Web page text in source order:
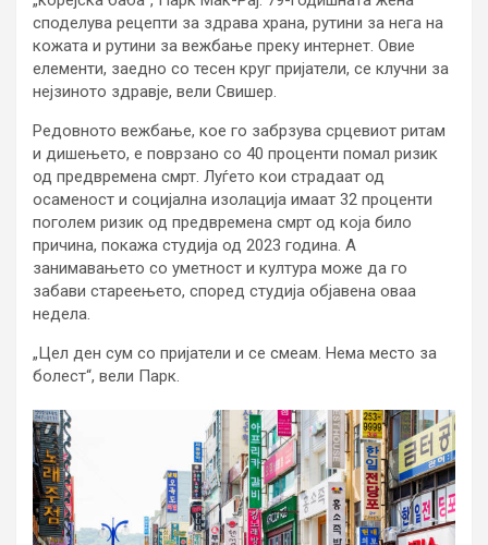
споделува рецепти за здрава храна, рутини за нега на
кожата и рутини за вежбање преку интернет. Овие
елементи, заедно со тесен круг пријатели, се клучни за
нејзиното здравје, вели Свишер.
Редовното вежбање, кое го забрзува срцевиот ритам
и дишењето, е поврзано со 40 проценти помал ризик
од предвремена смрт. Луѓето кои страдаат од
осаменост и социјална изолација имаат 32 проценти
поголем ризик од предвремена смрт од која било
причина, покажа студија од 2023 година. А
занимавањето со уметност и култура може да го
забави стареењето, според студија објавена оваа
недела.
„Цел ден сум со пријатели и се смеам. Нема место за
болест“, вели Парк.